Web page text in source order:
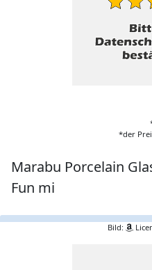
*der
Marabu Porcelain
Fun mi
Bild: